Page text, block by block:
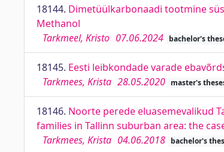
18144. Dimetüülkarbonaadi tootmine
Methanol
Tarkmeel, Kristo 07.06.2024 bachelor's
18145. Eesti leibkondade varade
Tarkmees, Krista 28.05.2020 master's
18146. Noorte perede eluasemevalikud
families in Tallinn suburban area: the
Tarkmees, Krista 04.06.2018 bachelor's